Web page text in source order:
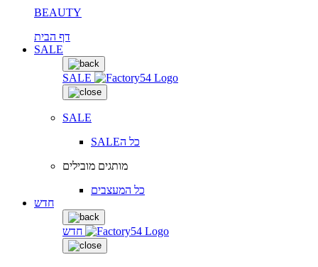
BEAUTY
דף הבית
SALE
SALE
SALE
SALEכל ה
מותגים מובילים
כל המעצבים
חדש
חדש